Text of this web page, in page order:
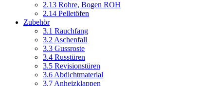
2.13 Rohre, Bogen ROH
2.14 Pelletöfen
Zubehör
3.1 Rauchfang
3.2 Aschenfall
3.3 Gussroste
3.4 Russtüren
3.5 Revisionstüren
3.6 Abdichtmaterial
3.7 Anheizklappen